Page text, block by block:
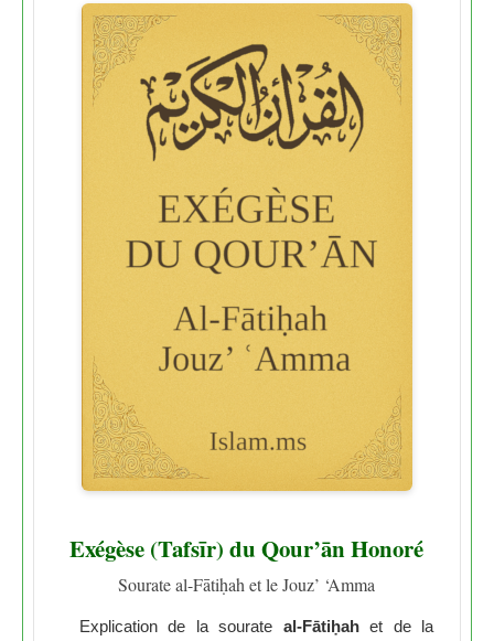
Exégèse (Tafsīr) du Qour’ān Honoré
Sourate al-Fātiḥah et le Jouz’ ‘Amma
Explication de la sourate al-Fātiḥahet de la